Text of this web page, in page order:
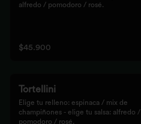
alfredo / pomodoro / rosé.
$45.900
Tortellini
Elige tu relleno: espinaca / mix de
champiñones - elige tu salsa: alfredo /
pomodoro / rosé.